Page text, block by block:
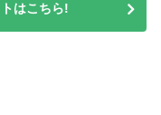
はこちら!